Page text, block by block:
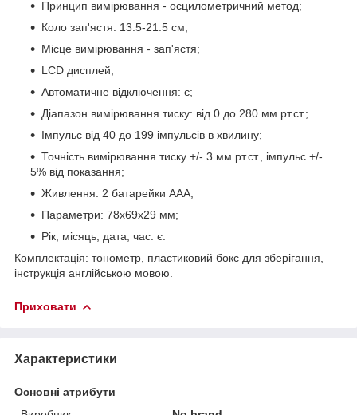
Принцип вимірювання - осцилометричний метод;
Коло зап'ястя: 13.5-21.5 см;
Місце вимірювання - зап'ястя;
LCD дисплей;
Автоматичне відключення: є;
Діапазон вимірювання тиску: від 0 до 280 мм рт.ст.;
Імпульс від 40 до 199 імпульсів в хвилину;
Точність вимірювання тиску +/- 3 мм рт.ст., імпульс +/-
5% від показання;
Живлення: 2 батарейки ААА;
Параметри: 78х69х29 мм;
Рік, місяць, дата, час: є.
Комплектація: тонометр, пластиковий бокс для зберігання,
інструкція англійською мовою.
Приховати
Характеристики
Основні атрибути